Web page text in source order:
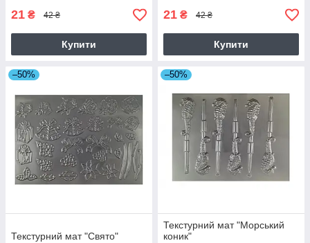
21 ₴ 42 ₴
Купити
21 ₴ 42 ₴
Купити
–50%
Текстурний мат "Свято"
–50%
Текстурний мат "Морський
коник"